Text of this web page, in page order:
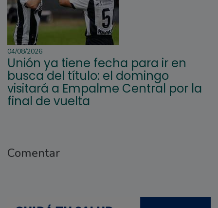
04/08/2026
Unión ya tiene fecha para ir en
busca del título: el domingo
visitará a Empalme Central por la
final de vuelta
Comentar